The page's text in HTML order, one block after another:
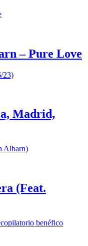
– Pure Love
23)
Madrid,
Albarn)
(Feat.
benéfico